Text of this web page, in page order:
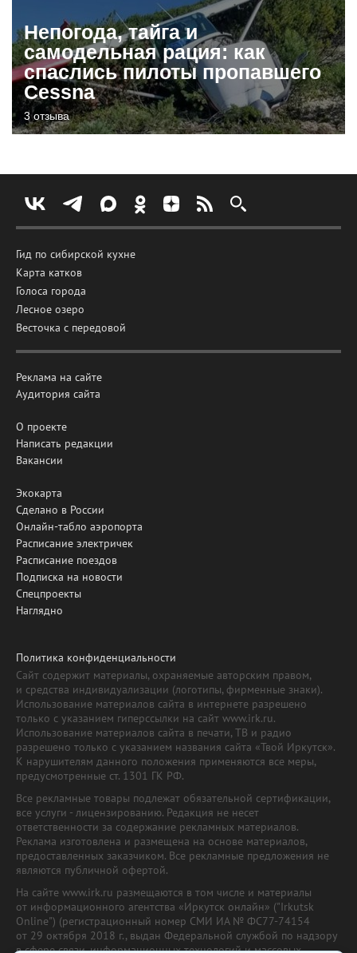
Непогода, тайга и
самодельная рация: как
спаслись пилоты пропавшего
Cessna
3 отзыва
Гид по сибирской кухне
Карта катков
Голоса города
Лесное озеро
Весточка с передовой
Реклама на сайте
Аудитория сайта
О проекте
Написать редакции
Вакансии
Экокарта
Сделано в России
Онлайн-табло аэропорта
Расписание электричек
Расписание поездов
Подписка на новости
Спецпроекты
Наглядно
Политика конфиденциальности
Сайт содержит материалы, охраняемые авторским правом,
и средства индивидуализации (логотипы, фирменные знаки).
Использование материалов сайта в интернете разрешено
только с указанием гиперссылки на сайт www.irk.ru.
Использование материалов сайта в печати, ТВ и радио
разрешено только с указанием названия сайта «Твой Иркутск».
К нарушителям данного положения применяются все меры,
предусмотренные ст. 1301 ГК РФ.
Все рекламные товары подлежат обязательной сертификации,
все услуги - лицензированию. Редакция не несет
ответственности за содержание рекламных материалов.
Реклама изготовлена и размещена на основе материалов,
предоставленных заказчиком. Все рекламные предложения не
являются публичной офертой.
На сайте www.irk.ru размещаются в том числе и материалы
от информационного агентства «Иркутск онлайн» ("Irkutsk
Online") (регистрационный номер СМИ ИА № ФС77-74154
от 29 октября 2018 г., выдан Федеральной службой по надзору
в сфере связи, информационных технологий и массовых